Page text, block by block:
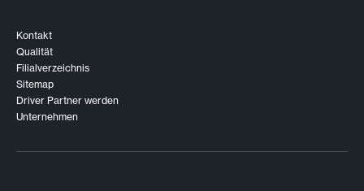
Kontakt
Qualität
Filialverzeichnis
Sitemap
Driver Partner werden
Unternehmen